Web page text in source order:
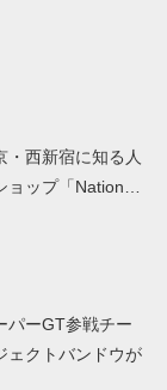
・西新宿に知る人
ョップ「Nation…
パーGT参戦チー
ェクトバンドウが